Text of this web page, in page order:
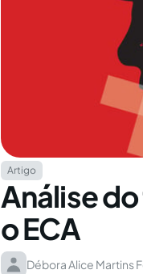
Artigo
Análise
o ECA
Débora Alice Martins